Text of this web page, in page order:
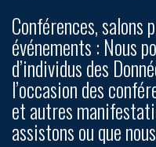
Conférences, salons
événements: Nous
d’individus des
l’occasion des
et autres
assistons ou que